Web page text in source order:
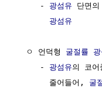
     -
광섬유 단면의
광섬유
  ㅇ 언덕형
굴절률
     -
광섬유의 코어
       줄어들어,
굴